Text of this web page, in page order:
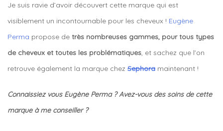
Je suis ravie d’avoir découvert cette marque qui est
visiblement un incontournable pour les cheveux ! Eugène
Perma propose de très nombreuses gammes, pour tous types
de cheveux et toutes les problématiques, et sachez que l’on
retrouve également la marque chez Sephora maintenant !
Connaissiez vous Eugène Perma ? Avez-vous des soins de cette
marque à me conseiller ?